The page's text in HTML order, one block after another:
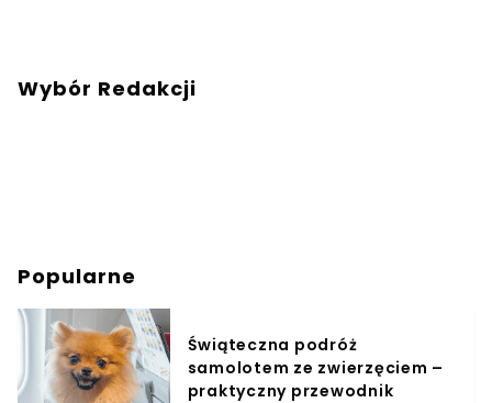
Wybór Redakcji
Popularne
Świąteczna podróż
samolotem ze zwierzęciem –
praktyczny przewodnik